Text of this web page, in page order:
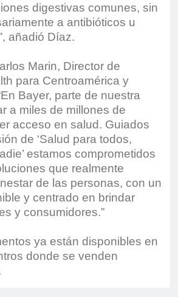
digestivas comunes, sin
a antibióticos u
añadió Díaz.
Marin, Director de
para Centroamérica y
Bayer, parte de nuestra
a miles de millones de
acceso en salud. Guiados
de ‘Salud para todos,
estamos comprometidos
que realmente
de las personas, con un
y centrado en brindar
y consumidores.”
ya están disponibles en
donde se venden